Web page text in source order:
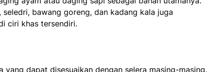
bawang goreng, dan kadang kala juga
ciri khas tersendiri.
yang dapat disesuaikan dengan selera masing-masing.